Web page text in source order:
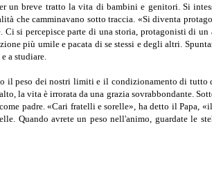
un breve tratto la vita di bambini e genitori. Si
che camminavano sotto traccia. «Si diventa
si percepisce parte di una storia, protagonisti di
più umile e pacata di se stessi e degli altri.
a studiare.
peso dei nostri limiti e il condizionamento di tutto
la vita è ir­rorata da una grazia sovrabbondante.
padre. «Cari fratelli e sorel­le», ha detto il Papa,
Quando avrete un peso nell'animo, guardate le